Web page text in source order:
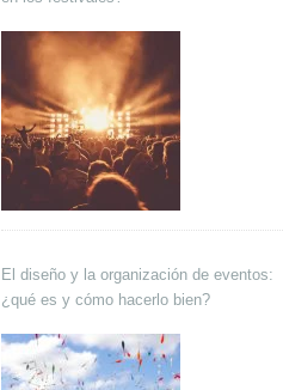
El diseño y la organización de eventos:
¿qué es y cómo hacerlo bien?